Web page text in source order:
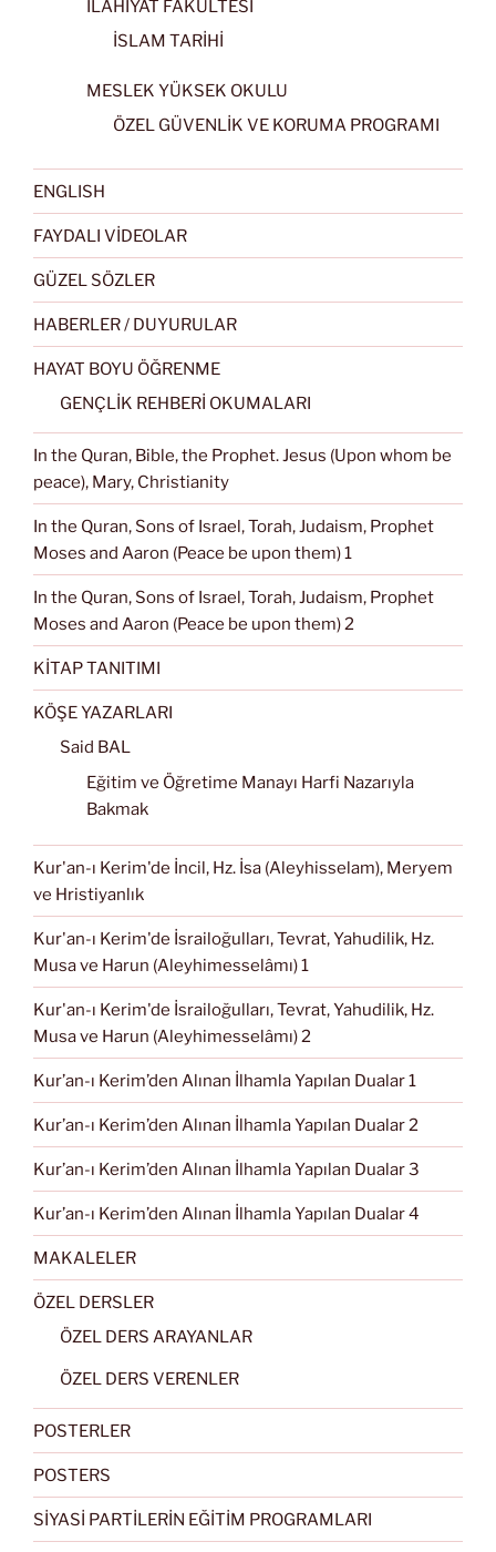
İLAHİYAT FAKÜLTESİ
İSLAM TARİHİ
MESLEK YÜKSEK OKULU
ÖZEL GÜVENLİK VE KORUMA PROGRAMI
ENGLISH
FAYDALI VİDEOLAR
GÜZEL SÖZLER
HABERLER / DUYURULAR
HAYAT BOYU ÖĞRENME
GENÇLİK REHBERİ OKUMALARI
In the Quran, Bible, the Prophet. Jesus (Upon whom be
peace), Mary, Christianity
In the Quran, Sons of Israel, Torah, Judaism, Prophet
Moses and Aaron (Peace be upon them) 1
In the Quran, Sons of Israel, Torah, Judaism, Prophet
Moses and Aaron (Peace be upon them) 2
KİTAP TANITIMI
KÖŞE YAZARLARI
Said BAL
Eğitim ve Öğretime Manayı Harfi Nazarıyla
Bakmak
Kur'an-ı Kerim'de İncil, Hz. İsa (Aleyhisselam), Meryem
ve Hristiyanlık
Kur'an-ı Kerim'de İsrailoğulları, Tevrat, Yahudilik, Hz.
Musa ve Harun (Aleyhimesselâmı) 1
Kur'an-ı Kerim'de İsrailoğulları, Tevrat, Yahudilik, Hz.
Musa ve Harun (Aleyhimesselâmı) 2
Kur’an-ı Kerim’den Alınan İlhamla Yapılan Dualar 1
Kur’an-ı Kerim’den Alınan İlhamla Yapılan Dualar 2
Kur’an-ı Kerim’den Alınan İlhamla Yapılan Dualar 3
Kur’an-ı Kerim’den Alınan İlhamla Yapılan Dualar 4
MAKALELER
ÖZEL DERSLER
ÖZEL DERS ARAYANLAR
ÖZEL DERS VERENLER
POSTERLER
POSTERS
SİYASİ PARTİLERİN EĞİTİM PROGRAMLARI